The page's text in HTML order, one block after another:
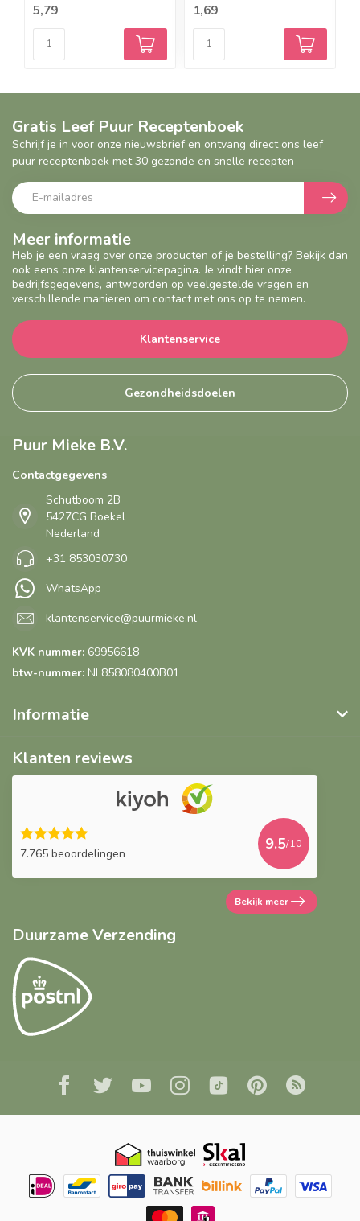
5,79 1,69
Meer informatie
Heb je een vraag over onze producten of je bestelling? Bekijk dan
ook eens onze klantenservicepagina. Je vindt hier onze
bedrijfsgegevens, antwoorden op veelgestelde vragen en
verschillende manieren om contact met ons op te nemen.
Klantenservice
Gezondheidsdoelen
Gratis Leef Puur Receptenboek
Schrijf je in voor onze nieuwsbrief en ontvang direct ons leef
puur receptenboek met 30 gezonde en snelle recepten
Puur Mieke B.V.
Contactgegevens
Schutboom 2B
5427CG Boekel
Nederland
+31 853030730
WhatsApp
klantenservice@puurmieke.nl
KVK nummer: 69956618
btw-nummer: NL858080400B01
Informatie
Klanten reviews
7.765 beoordelingen
9.5/10
Bekijk meer
Duurzame Verzending